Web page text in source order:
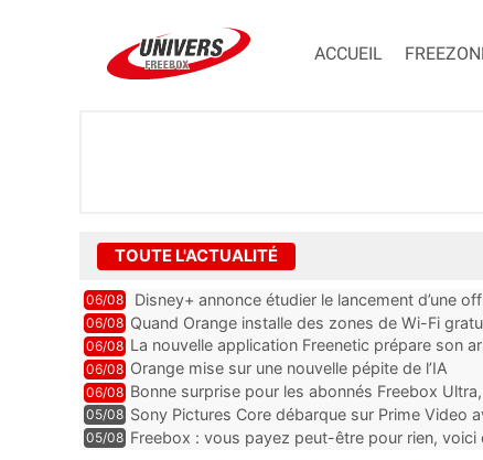
ACCUEIL
TOUTE L'ACTUALITÉ
06/08 Disney+ annonce étudier le lancement d’une
06/08 Quand Orange installe des zones de Wi-Fi
06/08 La nouvelle application Freenetic prépare son
06/08 Orange mise sur une nouvelle pépite de l’IA
06/08 Bonne surprise pour les abonnés Freebox
05/08 Sony Pictures Core débarque sur Prime Video
05/08 Freebox : vous payez peut-être pour rien,